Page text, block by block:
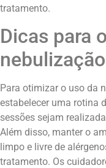
tratamento.
Dicas para
nebulização
Para otimizar o uso da
estabelecer uma rotina
sessões sejam
Além disso, manter o
limpo e livre de
tratamento. Os